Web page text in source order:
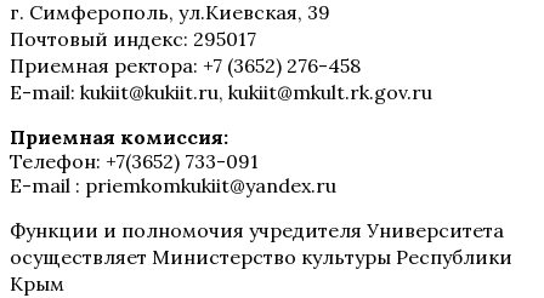
г. Симферополь, ул.Киевская, 39
Почтовый индекс: 295017
Приемная ректора: +7 (3652) 276-458
E-mail: kukiit@kukiit.ru, kukiit@mkult.rk.gov.ru
Приемная комиссия:
Телефон: +7(3652) 733-091
E-mail : priemkomkukiit@yandex.ru
Функции и полномочия учредителя Университета
осуществляет Министерство культуры Республики
Крым